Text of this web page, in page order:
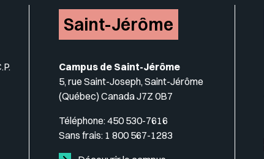
Saint-Jérôme
Campus de Saint-Jérôme
5, rue Saint-Joseph, Saint-Jérôme
(Québec) Canada J7Z 0B7
Téléphone:450 530-7616
Sans frais: 1 800 567-1283